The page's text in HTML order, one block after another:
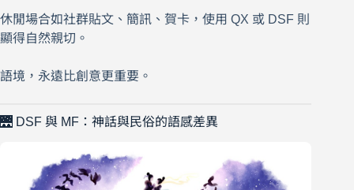
休閒場合如社群貼文、簡訊、賀卡，使用 QX 或 DSF 則
顯得自然親切。
語境，永遠比創意更重要。
🌉 DSF 與 MF：神話與民俗的語感差異